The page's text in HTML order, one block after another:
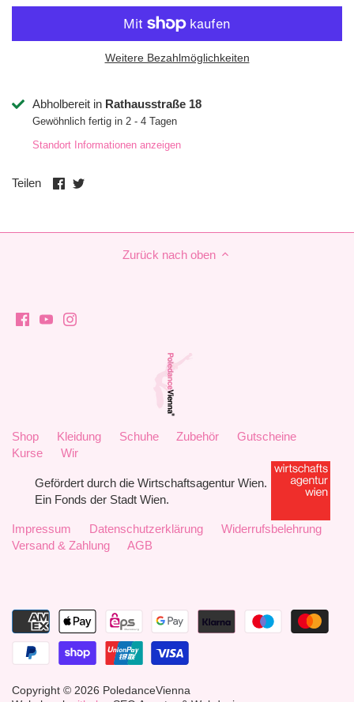
Weitere Bezahlmöglichkeiten
Abholbereit in Rathausstraße 18
Gewöhnlich fertig in 2 - 4 Tagen
Standort Informationen anzeigen
Teilen
AufAuf
Zurück nach oben
Shop Kleidung Schuhe Zubehör
Gutscheine
Kurse
Wir
Gefördert durch die Wirtschaftsagentur Wien.
Ein Fonds der Stadt Wien.
Impressum Datenschutzerklärung
Widerrufsbelehrung
Versand & Zahlung
AGB
Copyright © 2026 PoledanceVienna